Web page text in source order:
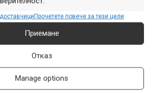
Прочетете повече за тези цели
Приемане
Отказ
Manage options